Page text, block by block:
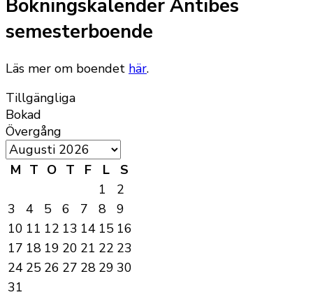
Bokningskalender Antibes
semesterboende
Läs mer om boendet här.
Tillgängliga
Bokad
Övergång
M T O T F L
S
1
2
3
4 5 6 7 8
9
10 11 12 13 14 15 16
17 18 19 20 21 22 23
24 25 26 27 28 29 30
31